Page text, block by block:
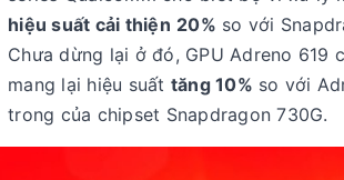
hiệu suất cải thiện 20% so với
Chưa dừng lại ở đó, GPU Adreno 619
mang lại hiệu suất tăng 10% so với
trong của chipset Snapdragon 730G.